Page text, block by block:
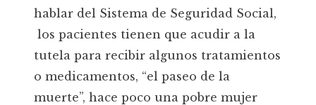
hablar del Sistema de Seguridad Social,
los pacientes tienen que acudir a la
tutela para recibir algunos tratamientos
o medicamentos, “el paseo de la
muerte”, hace poco una pobre mujer